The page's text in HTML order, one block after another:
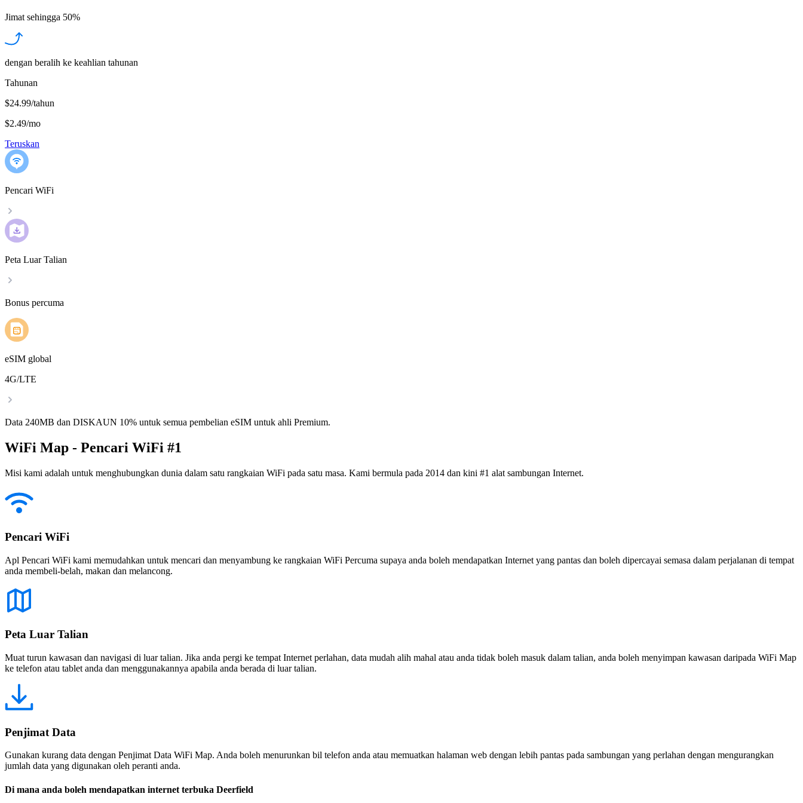
Jimat sehingga 50%
dengan beralih ke keahlian tahunan
Tahunan
$24.99/tahun
$2.49/mo
Teruskan
Pencari WiFi
Peta Luar Talian
Bonus percuma
eSIM global
4G/LTE
Data 240MB dan DISKAUN 10% untuk semua pembelian eSIM untuk ahli Premium.
WiFi Map - Pencari WiFi #1
Misi kami adalah untuk menghubungkan dunia dalam satu rangkaian WiFi pada satu masa. Kami bermula pada 2014 dan kini #1 alat sambungan Internet.
Pencari WiFi
Apl Pencari WiFi kami memudahkan untuk mencari dan menyambung ke rangkaian WiFi Percuma supaya anda boleh mendapatkan Internet yang pantas dan boleh dipercayai semasa dalam perjalanan di tempat
anda membeli-belah, makan dan melancong.
Peta Luar Talian
Muat turun kawasan dan navigasi di luar talian. Jika anda pergi ke tempat Internet perlahan, data mudah alih mahal atau anda tidak boleh masuk dalam talian, anda boleh menyimpan kawasan daripada WiFi Map
ke telefon atau tablet anda dan menggunakannya apabila anda berada di luar talian.
Penjimat Data
Gunakan kurang data dengan Penjimat Data WiFi Map. Anda boleh menurunkan bil telefon anda atau memuatkan halaman web dengan lebih pantas pada sambungan yang perlahan dengan mengurangkan
jumlah data yang digunakan oleh peranti anda.
Di mana anda boleh mendapatkan internet terbuka Deerfield